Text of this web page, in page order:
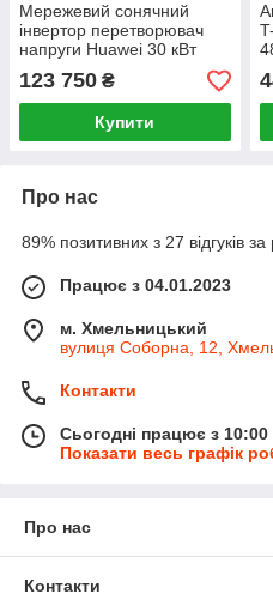
Мережевий сонячний
інвертор перетворювач
напруги Huawei 30 кВт
SUN2000-30KTL-M3
Трифазний Хуавей 30кВт
123 750 ₴
Купити
Про нас
89% позитивних з 27 відгуків за
Працює з 04.01.2023
м. Хмельницький
вулиця Соборна, 12,
Контакти
Сьогодні працює з
Показати весь графік
Про нас
Контакти